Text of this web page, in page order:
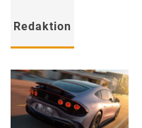
Redaktion